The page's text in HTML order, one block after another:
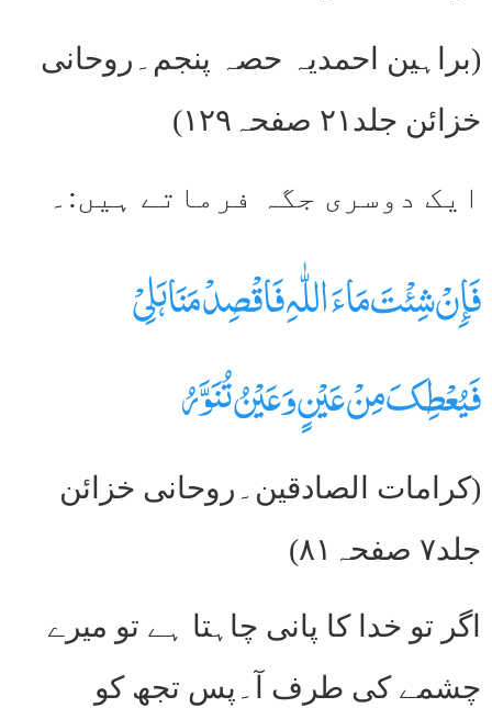
(براہین احمدیہ حصہ پنجم۔روحانی
خزائن جلد۲۱ صفحہ۱۲۹)
ایک دوسری جگہ فرماتے ہیں:۔
فَإِنْ شِئْتَ مَاءَ اللّٰہِ فَاقْصِدْ مَنَاہَلِیْ
فَیُعْطِکَ مِنْ عَیْنٍ وَعَیْنُ تُنَوَّرُ
(کرامات الصادقین۔روحانی خزائن
جلد۷ صفحہ۸۱)
اگر تو خدا کا پانی چاہتا ہے تو میرے
چشمے کی طرف آ۔پس تجھ کو